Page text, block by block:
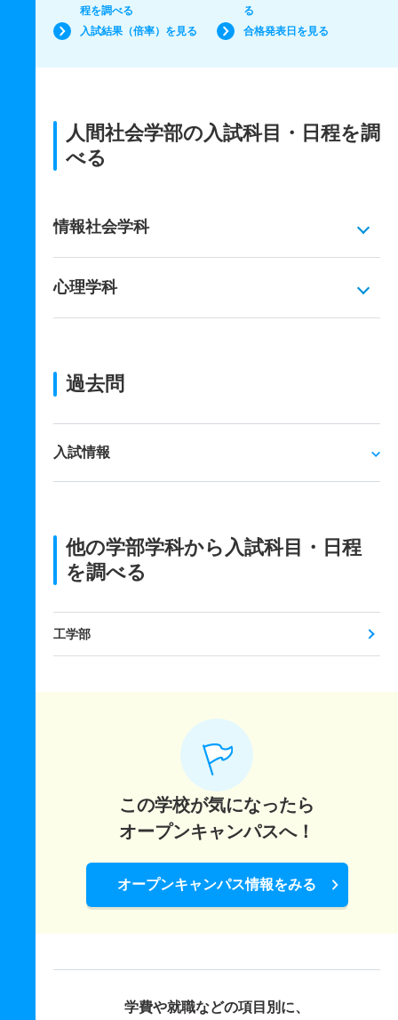
程を調べる
る
入試結果（倍率）を見る
合格発表日を見る
人間社会学部の入試科目・日程を調
べる
情報社会学科
心理学科
過去問
入試情報
他の学部学科から入試科目・日程
を調べる
工学部
この学校が気になったら
オープンキャンパスへ！
オープンキャンパス情報をみる
学費や就職などの項目別に、